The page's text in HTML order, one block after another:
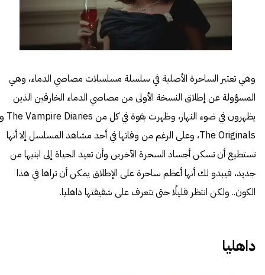
وهي تعتبر الساحرة الأصلية في سلسلة مسلسلات مصاصي الدماء، وهي
المسؤولة عن إطلاق النسخة الأولى من مصاصي الدماء الخارقين الذين
يظهرون في ضوء النهار، وظهرت بقوة في كل من The Vampire Diaries و
The Originals، وعلى الرغم من وفاتها في أحد مشاهد المسلسل إلا أنها
تستطيع أن تسكن أجساد السحرة الآخرين وأن تعيد الحياة إلى ابنيها من
جديد، فيبدو لك أنها أعظم ساحرة على الإطلاق يمكن أن تراها في هذا
الكون.. ولكن انتظر قليلًا حتى تتعرف على شقيقتها داهليا.
داهليا